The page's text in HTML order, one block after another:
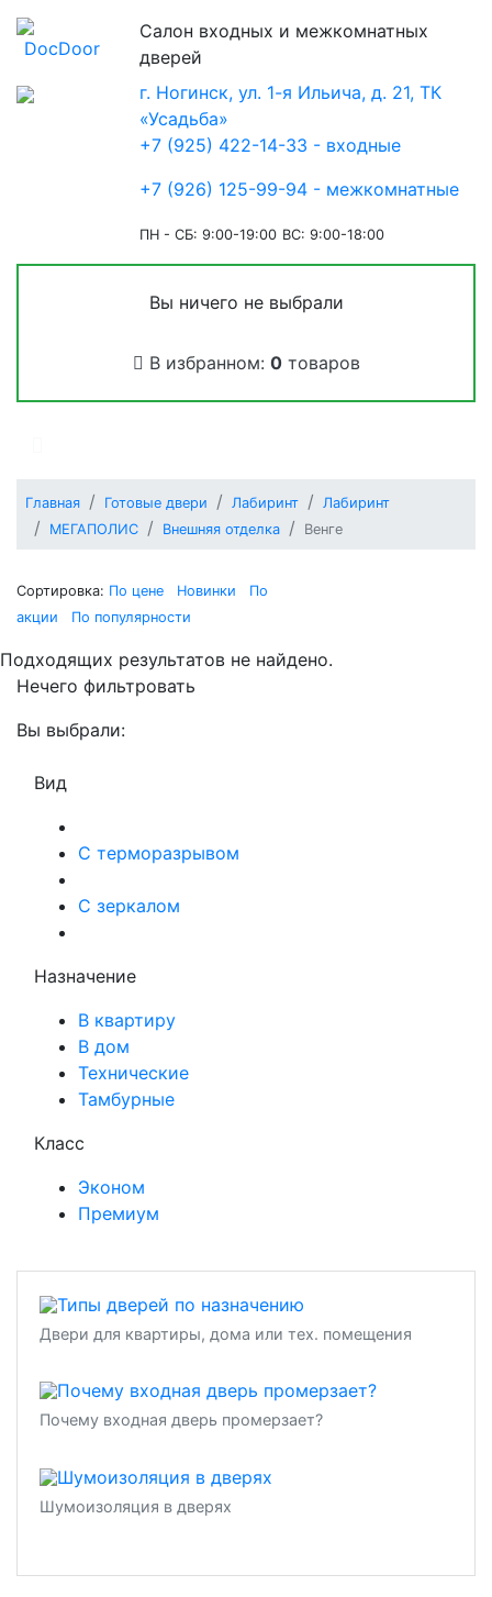
Салон входных и межкомнатных
дверей
г. Ногинск, ул. 1-я Ильича, д. 21, ТК
«Усадьба»
+7 (925) 422-14-33 - входные
+7 (926) 125-99-94 - межкомнатные
ПН - СБ: 9:00-19:00 ВС: 9:00-18:00
Вы ничего не выбрали
В избранном: 0товаров
Главная Готовые двери Лабиринт
Лабиринт
МЕГАПОЛИС
Внешняя отделка Венге
Сортировка: По цене Новинки
По
акции
По популярности
Подходящих результатов не найдено.
Нечего фильтровать
Вы выбрали:
Вид
С терморазрывом
С зеркалом
Назначение
В квартиру
В дом
Технические
Тамбурные
Класс
Эконом
Премиум
Двери для квартиры, дома или тех. помещения
Почему входная дверь промерзает?
Шумоизоляция в дверях